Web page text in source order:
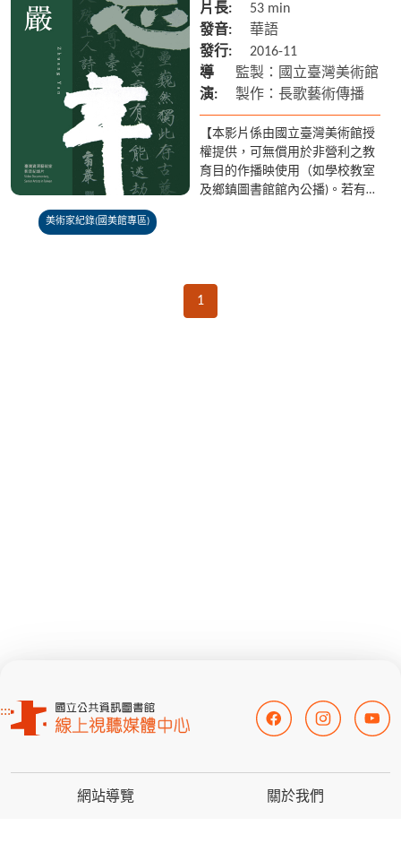
美術家紀錄(國美館專區)
片長:
53 min
發音:
華語
發行:
2016-11
導
演:
監製：國立臺灣美術館
製作：長歌藝術傳播
【本影片係由國立臺灣美術館授
權提供，可無償用於非營利之教
育目的作播映使用（如學校教室
及鄉鎮圖書館館內公播)。若有額
1
:::
網站導覽 關於我們